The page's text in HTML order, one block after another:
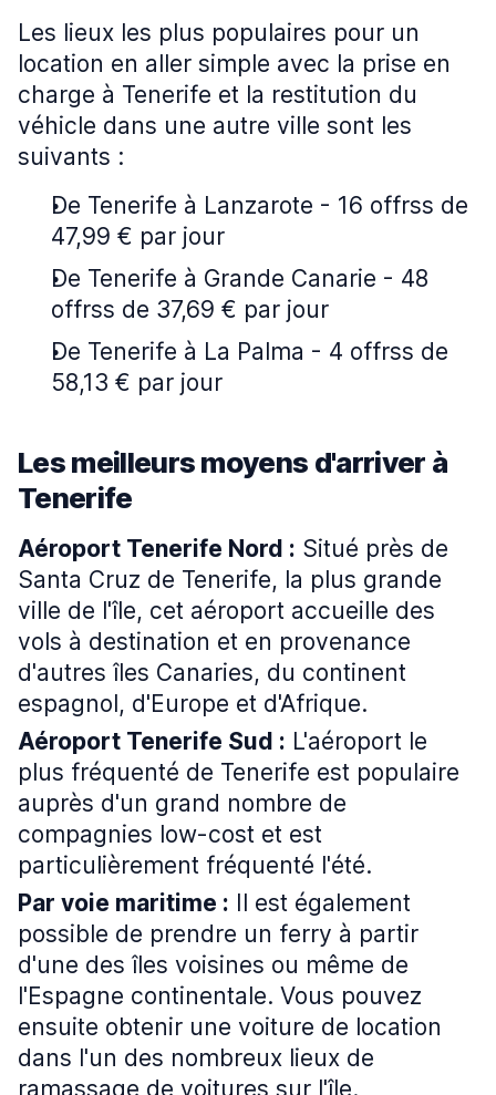
Les lieux les plus populaires pour un
location en aller simple avec la prise en
charge à Tenerife et la restitution du
véhicle dans une autre ville sont les
suivants :
De Tenerife à Lanzarote - 16 offrss de
47,99 € par jour
De Tenerife à Grande Canarie - 48
offrss de 37,69 € par jour
De Tenerife à La Palma - 4 offrss de
58,13 € par jour
Les meilleurs moyens d'arriver à
Tenerife
Aéroport Tenerife Nord : Situé près de
Santa Cruz de Tenerife, la plus grande
ville de l'île, cet aéroport accueille des
vols à destination et en provenance
d'autres îles Canaries, du continent
espagnol, d'Europe et d'Afrique.
Aéroport Tenerife Sud : L'aéroport le
plus fréquenté de Tenerife est populaire
auprès d'un grand nombre de
compagnies low-cost et est
particulièrement fréquenté l'été.
Par voie maritime : Il est également
possible de prendre un ferry à partir
d'une des îles voisines ou même de
l'Espagne continentale. Vous pouvez
ensuite obtenir une voiture de location
dans l'un des nombreux lieux de
ramassage de voitures sur l'île.